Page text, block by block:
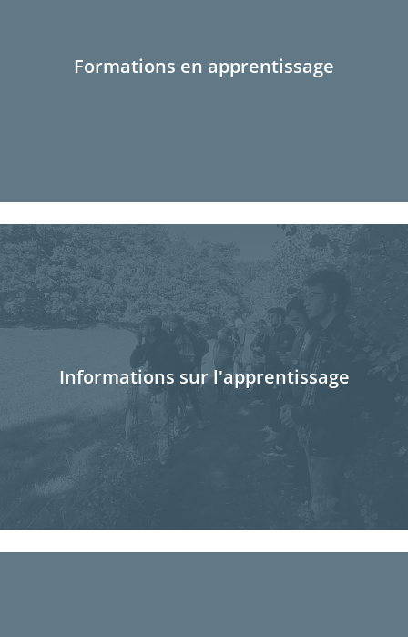
Formations en apprentissage
Informations sur l'apprentissage